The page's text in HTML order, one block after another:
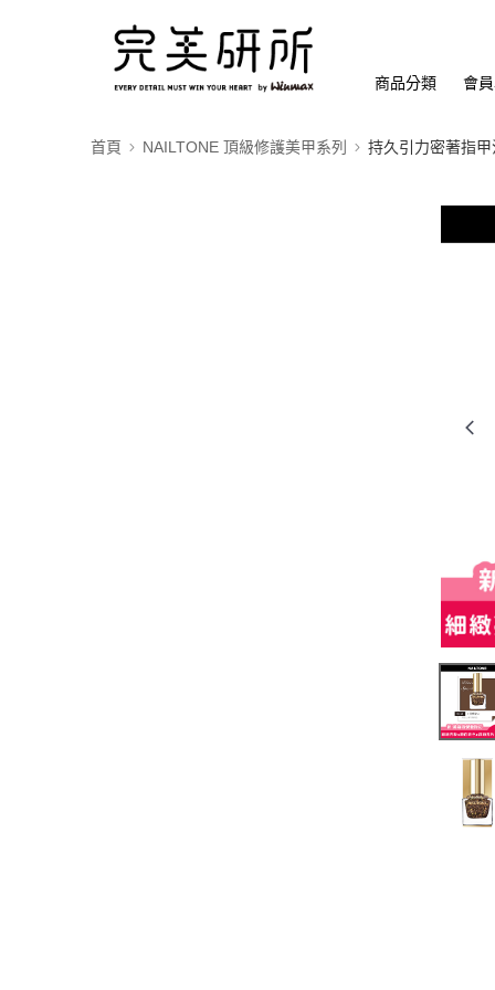
商品分類 會
首頁 NAILTONE 頂級修護美甲系列 持久引力密著指